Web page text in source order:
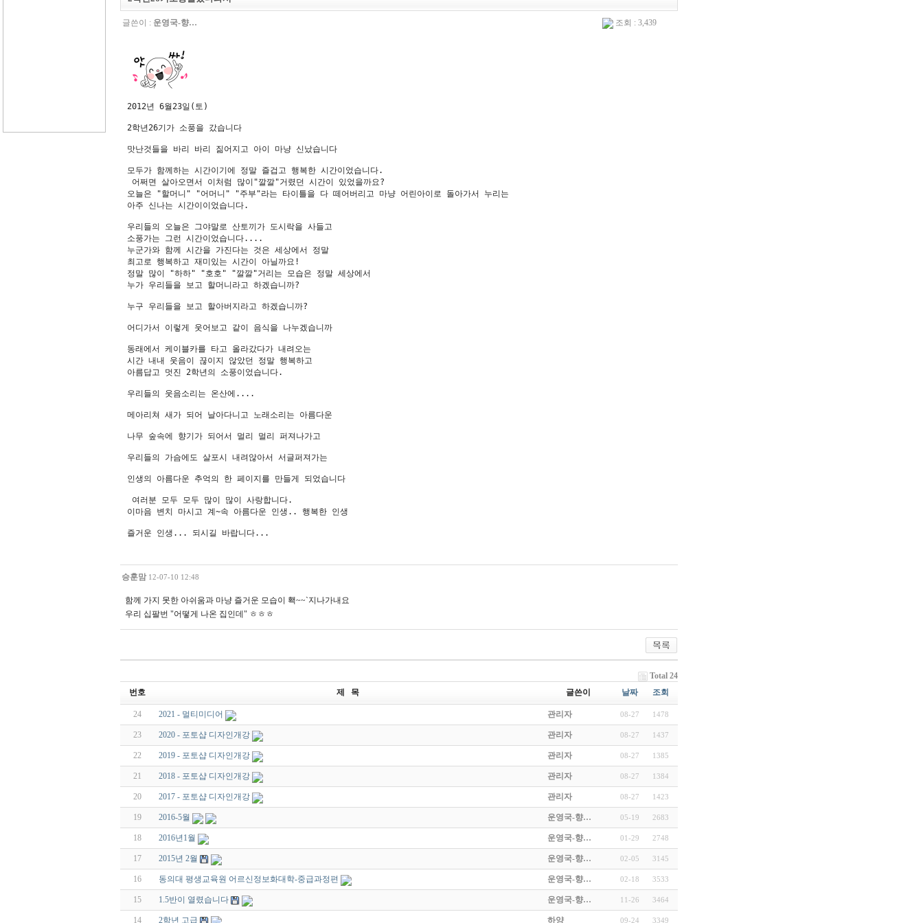
글쓴이 : 운영국-향… 조회 : 3,439
2012년 6월23일(토)
2학년26기가 소풍을 갔습니다
맛난것들을 바리 바리 짊어지고 아이 마냥 신났습니다
모두가 함께하는 시간이기에 정말 즐겁고 행복한 시간이었습니다.
어쩌면 살아오면서 이처럼 많이"깔깔"거렸던 시간이 있었을까요?
오늘은 "할머니" "어머니" "주부"라는 타이틀을 다 떼어버리고 마냥 어린아이로 돌아가서 누리는
아주 신나는 시간이이었습니다.
우리들의 오늘은 그야말로 산토끼가 도시락을 사들고
소풍가는 그런 시간이었습니다....
누군가와 함께 시간을 가진다는 것은 세상에서 정말
최고로 행복하고 재미있는 시간이 아닐까요!
정말 많이 "하하" "호호" "깔깔"거리는 모습은 정말 세상에서
누가 우리들을 보고 할머니라고 하겠습니까?
누구 우리들을 보고 할아버지라고 하겠습니까?
어디가서 이렇게 웃어보고 같이 음식을 나누겠습니까
동래에서 케이블카를 타고 올라갔다가 내려오는
시간 내내 웃음이 끊이지 않았던 정말 행복하고
아름답고 멋진 2학년의 소풍이었습니다.
우리들의 웃음소리는 온산에....
메아리쳐 새가 되어 날아다니고 노래소리는 아름다운
나무 숲속에 향기가 되어서 멀리 멀리 퍼져나가고
우리들의 가슴에도 살포시 내려않아서 서글퍼져가는
인생의 아름다운 추억의 한 페이지를 만들게 되었습니다
여러분 모두 모두 많이 많이 사랑합니다.
이마음 변치 마시고 계~속 아름다운 인생.. 행복한 인생
즐거운 인생... 되시길 바랍니다...
승훈맘 12-07-10 12:48
함께 가지 못한 아쉬움과 마냥 즐거운 모습이 홱~~`지나가내요
우리 십팔번 "어떻게 나온 집인데" ㅎㅎㅎ
Total 24
번호
제 목 글쓴이 날짜 조회
24 2021 - 멀티미디어 관리자 08-27 1478
23 2020 - 포토샵 디자인개강 관리자 08-27 1437
22 2019 - 포토샵 디자인개강 관리자 08-27 1385
21 2018 - 포토샵 디자인개강 관리자 08-27 1384
20 2017 - 포토샵 디자인개강 관리자 08-27 1423
19 2016-5월 운영국-향… 05-19 2683
18 2016년1월 운영국-향… 01-29 2748
17 2015년 2월 운영국-향… 02-05 3145
16 동의대 평생교육원 어르신정보화대학-중급과정편 운영국-향… 02-18 3533
15 1.5반이 열렸습니다 운영국-향… 11-26 3464
14 2학년 고급 하양 09-24 3349